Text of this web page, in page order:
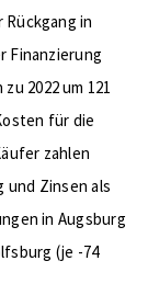
in
Finanzierung
2022 um 121
für die
zahlen
und Zinsen als
in Augsburg
(je -74